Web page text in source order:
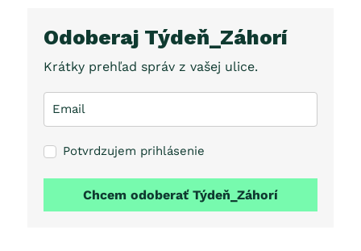
Odoberaj Týdeň_Záhorí
Krátky prehľad správ z vašej ulice.
Potvrdzujem prihlásenie
Chcem odoberať Týdeň_Záhorí